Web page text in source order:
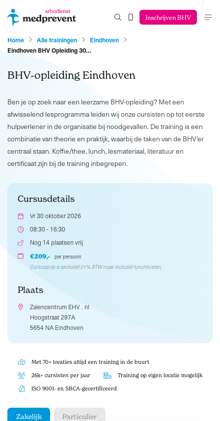
Inschrijven BHV
Home Alle trainingen
Eindhoven
Eindhoven BHV Opleiding 30…
BHV-opleiding Eindhoven
Ben je op zoek naar een leerzame BHV-opleiding? Met een
afwisselend lesprogramma leiden wij onze cursisten op tot eerste
hulpverlener in de organisatie bij noodgevallen. De training is een
combinatie van theorie en praktijk, waarbij de taken van de BHV’er
centraal staan. Koffie/thee, lunch, lesmateriaal, literatuur en
certificaat zijn bij de training inbegrepen.
Cursusdetails
Vr 30 oktober 2026
08:30 - 16:30
Nog 14 plaatsen vrij
€209,-
per persoon
Cursusprijs is exclusief 21% BTW maar inclusief lunchkosten.
Plaats
Zalencentrum EHV . nl
Hoogstraat 297A
5654 NA Eindhoven
Met 70+ locaties altijd een training in de buurt
26k+ cursisten per jaar Training op eigen locatie mogelijk
ISO 9001- en SBCA-gecertificeerd
Zakelijk Particulier